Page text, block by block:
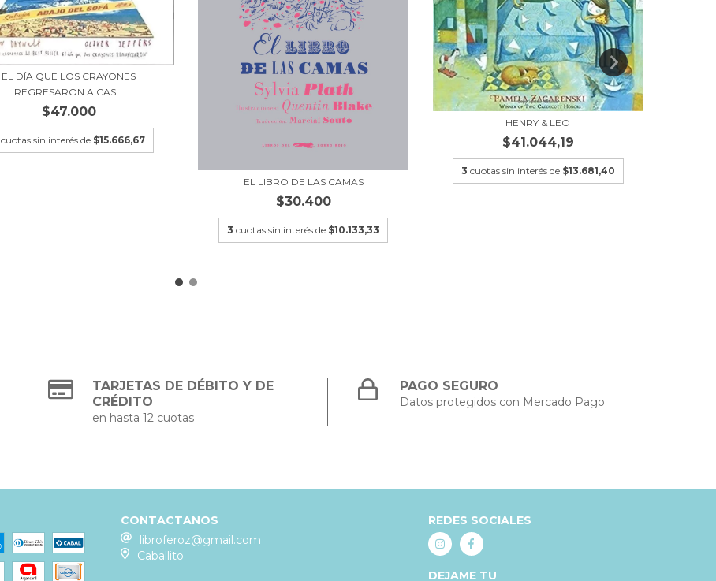
EL DÍA QUE LOS CRAYONES
REGRESARON A CAS...
$47.000
cuotas sin interés de $15.666,67
EL LIBRO DE LAS CAMAS
$30.400
3 cuotas sin interés de $10.133,33
HENRY & LEO
$41.044,19
3 cuotas sin interés de $13.681,40
TARJETAS DE DÉBITO Y DE
CRÉDITO
en hasta 12 cuotas
PAGO SEGURO
Datos protegidos con Mercado Pago
CONTACTANOS
libroferoz@gmail.com
Caballito
REDES SOCIALES
DEJAME TU